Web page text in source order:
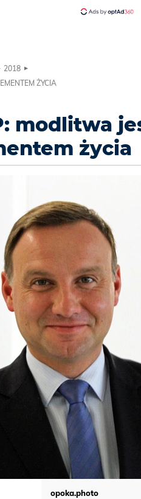
2018
ŻYCIA
modlitwa
życia
opoka.photo